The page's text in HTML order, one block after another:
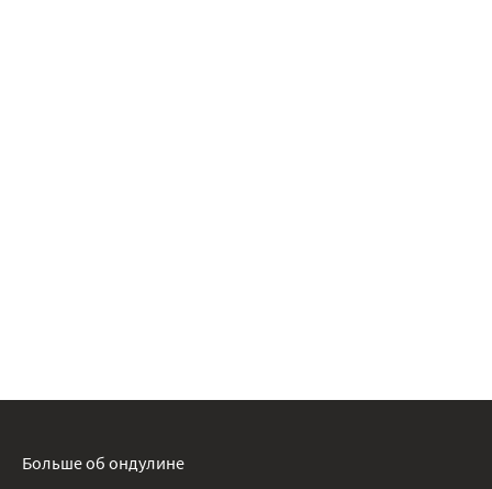
Больше об ондулине